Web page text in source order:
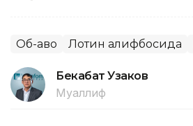
Об-ҳаво Лотин алифбосида
Бекабат Узаков
Муаллиф